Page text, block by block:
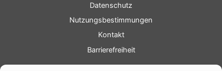
Datenschutz
Nutzungsbestimmungen
Kontakt
Barrierefreiheit